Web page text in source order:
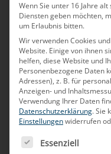
VERÖFFENTLICHT AM18.
Zwischen
und
moderner
Wenn Sie unter 16 Jahre
Diensten geben möchten,
um Erlaubnis bitten.
Wir verwenden Cookies
Website. Einige von ihnen
helfen, diese Website und
Personenbezogene Daten
Adressen), z. B. für
Anzeigen- und
Verwendung Ihrer Daten
Datenschutzerklärung.Sie
Einstellungenwiderrufen
ES FOLGT EINE
Essenziell